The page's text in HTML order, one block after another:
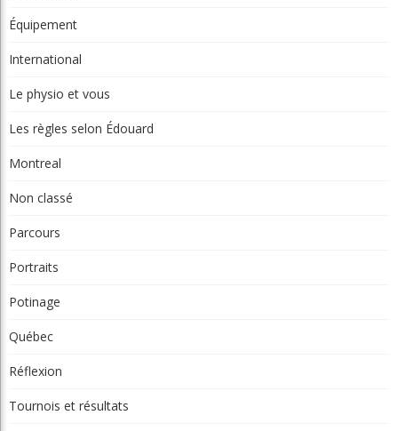
Équipement
International
Le physio et vous
Les règles selon Édouard
Montreal
Non classé
Parcours
Portraits
Potinage
Québec
Réflexion
Tournois et résultats